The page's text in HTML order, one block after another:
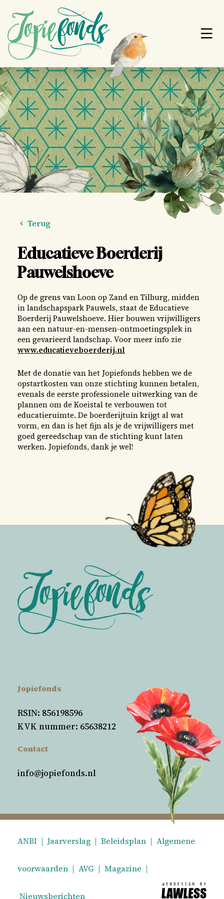
2026 2025 2024 2023 2022 2021 2020
2018 2017
Terug
Educatieve Boerderij
Pauwelshoeve
Op de grens van Loon op Zand en Tilburg, midden
in landschapspark Pauwels, staat de Educatieve
Boerderij Pauwelshoeve. Hier bouwen vrijwilligers
aan een natuur-en-mensen-ontmoetingsplek in
een gevarieerd landschap. Voor meer info zie
www.educatieveboerderij.nl
Met de donatie van het Jopiefonds hebben we de
opstartkosten van onze stichting kunnen betalen,
evenals de eerste professionele uitwerking van de
plannen om de Koeistal te verbouwen tot
educatieruimte. De boerderijtuin krijgt al wat
vorm, en dan is het fijn als je de vrijwilligers met
goed gereedschap van de stichting kunt laten
werken. Jopiefonds, dank je wel!
Jopiefonds
RSIN: 856198596
KVK nummer: 65638212
Contact
info@jopiefonds.nl
ANBI | Jaarverslag | Beleidsplan | Algemene
voorwaarden | AVG | Magazine |
Nieuwsberichten